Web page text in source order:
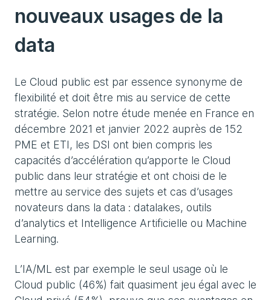
nouveaux usages de la
data
Le Cloud public est par essence synonyme de
flexibilité et doit être mis au service de cette
stratégie. Selon notre étude menée en France en
décembre 2021 et janvier 2022 auprès de 152
PME et ETI, les DSI ont bien compris les
capacités d’accélération qu’apporte le Cloud
public dans leur stratégie et ont choisi de le
mettre au service des sujets et cas d’usages
novateurs dans la data : datalakes, outils
d’analytics et Intelligence Artificielle ou Machine
Learning.
L’IA/ML est par exemple le seul usage où le
Cloud public (46%) fait quasiment jeu égal avec le